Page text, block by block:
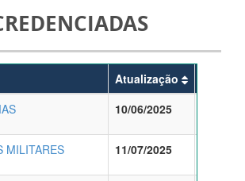
Atualização
10/06/2025
MILITARES 11/07/2025